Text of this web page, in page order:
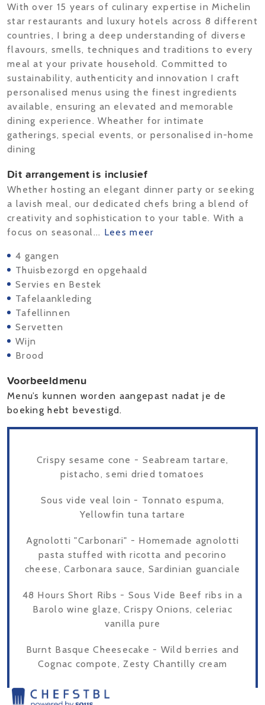
With over 15 years of culinary expertise in Michelin
star restaurants and luxury hotels across 8 different
countries, I bring a deep understanding of diverse
flavours, smells, techniques and traditions to every
meal at your private household. Committed to
sustainability, authenticity and innovation I craft
personalised menus using the finest ingredients
available, ensuring an elevated and memorable
dining experience. Wheather for intimate
gatherings, special events, or personalised in-home
dining
Dit arrangement is inclusief
Whether hosting an elegant dinner party or seeking
a lavish meal, our dedicated chefs bring a blend of
creativity and sophistication to your table. With a
focus on seasonal... Lees meer
4 gangen
Thuisbezorgd en opgehaald
Servies en Bestek
Tafelaankleding
Tafellinnen
Servetten
Wijn
Brood
Voorbeeldmenu
Menu’s kunnen worden aangepast nadat je de
boeking hebt bevestigd.
Crispy sesame cone - Seabream tartare,
pistacho, semi dried tomatoes
Sous vide veal loin - Tonnato espuma,
Yellowfin tuna tartare
Agnolotti "Carbonari" - Homemade agnolotti
pasta stuffed with ricotta and pecorino
cheese, Carbonara sauce, Sardinian guanciale
48 Hours Short Ribs - Sous Vide Beef ribs in a
Barolo wine glaze, Crispy Onions, celeriac
vanilla pure
Burnt Basque Cheesecake - Wild berries and
Cognac compote, Zesty Chantilly cream